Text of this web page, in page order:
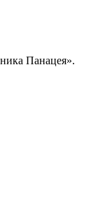
Панацея».